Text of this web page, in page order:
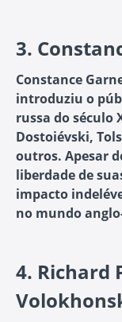
3.
Constance
introduziu o
russa do século
Dostoiévski,
outros. Apesar
liberdade de
impacto
no mundo
4. Richard